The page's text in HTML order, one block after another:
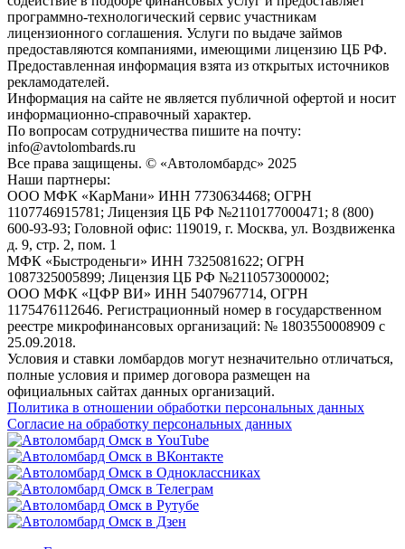
программно-технологический сервис участникам
лицензионного соглашения. Услуги по выдаче займов
предоставляются компаниями, имеющими лицензию ЦБ РФ.
Предоставленная информация взята из открытых источников
рекламодателей.
Информация на сайте не является публичной офертой и носит
информационно-справочный характер.
По вопросам сотрудничества пишите на почту:
info@avtolombards.ru
Все права защищены. © «Автоломбардс» 2025
Наши партнеры:
ООО МФК «КарМани» ИНН 7730634468; ОГРН
1107746915781; Лицензия ЦБ РФ №2110177000471; 8 (800)
600-93-93; Головной офис: 119019, г. Москва, ул. Воздвиженка
д. 9, стр. 2, пом. 1
МФК «Быстроденьги» ИНН 7325081622; ОГРН
1087325005899; Лицензия ЦБ РФ №2110573000002;
ООО МФК «ЦФР ВИ» ИНН 5407967714, ОГРН
1175476112646. Регистрационный номер в государственном
реестре микрофинансовых организаций: № 1803550008909 с
25.09.2018.
Условия и ставки ломбардов могут незначительно отличаться,
полные условия и пример договора размещен на
официальных сайтах данных организаций.
Политика в отношении обработки персональных данных
Согласие на обработку персональных данных